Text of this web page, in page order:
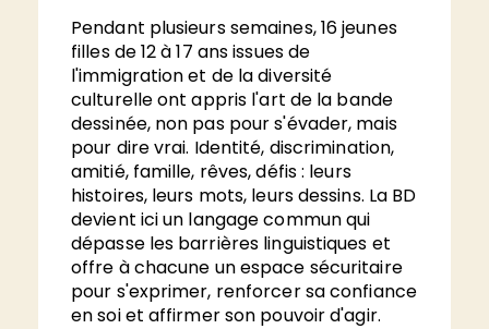
Pendant plusieurs semaines, 16 jeunes
filles de 12 à 17 ans issues de
l'immigration et de la diversité
culturelle ont appris l'art de la bande
dessinée, non pas pour s'évader, mais
pour dire vrai. Identité, discrimination,
amitié, famille, rêves, défis : leurs
histoires, leurs mots, leurs dessins. La BD
devient ici un langage commun qui
dépasse les barrières linguistiques et
offre à chacune un espace sécuritaire
pour s'exprimer, renforcer sa confiance
en soi et affirmer son pouvoir d'agir.